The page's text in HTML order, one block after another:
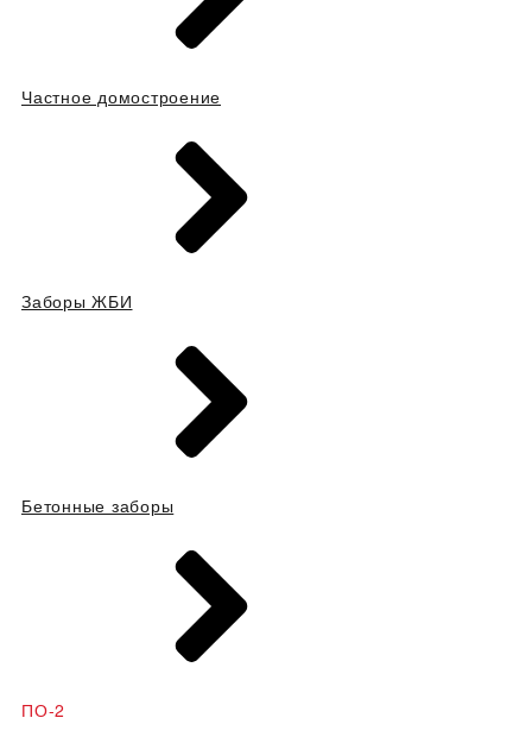
Частное домостроение
Заборы ЖБИ
Бетонные заборы
ПО-2